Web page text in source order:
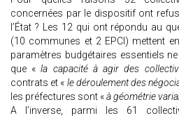
concernées par le dispositif ont
l’État ? Les 12 qui ont répondu au
(10 communes et 2 EPCI) mettent
paramètres budgétaires essentiels
que « la capacité à agir des
contrats et « le déroulement des
les préfectures sont «à géométrie
A l’inverse, parmi les 61